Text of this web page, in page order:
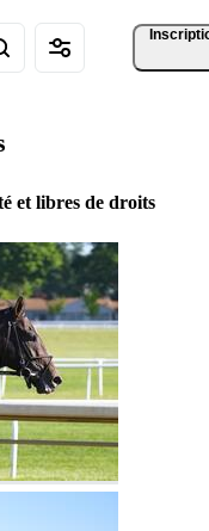
et libres de droits